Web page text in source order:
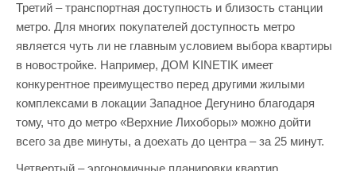
Третий – транспортная доступность и близость станции
метро. Для многих покупателей доступность метро
является чуть ли не главным условием выбора квартиры
в новостройке. Например, ДОМ KINETIK имеет
конкурентное преимущество перед другими жилыми
комплексами в локации Западное Дегунино благодаря
тому, что до метро «Верхние Лихоборы» можно дойти
всего за две минуты, а доехать до центра – за 25 минут.
Четвертый – эргономичные планировки квартир.